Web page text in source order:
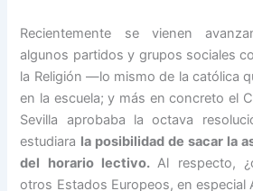
Recientemente se vienen
algunos partidos y grupos sociales
la Religión —lo mismo de la católica
en la escuela; y más en concreto el
Sevilla aprobaba la octava
estudiara la posibilidad de sacar la
del horario lectivo.Al respecto,
otros Estados Europeos, en especial